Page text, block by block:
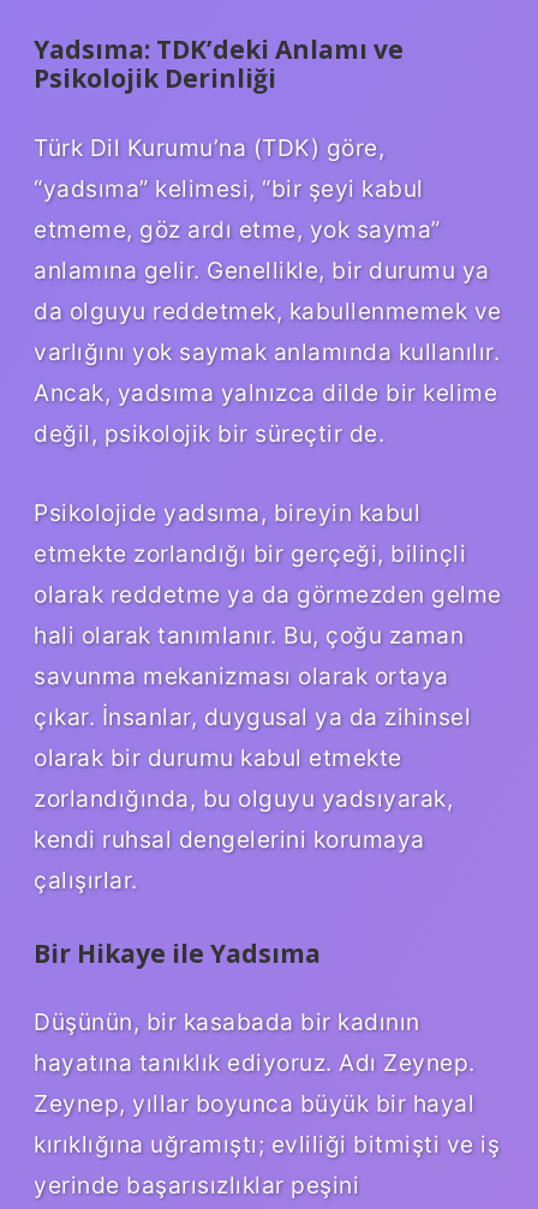
Yadsıma: TDK’deki Anlamı ve
Psikolojik Derinliği
Türk Dil Kurumu’na (TDK) göre,
“yadsıma” kelimesi, “bir şeyi kabul
etmeme, göz ardı etme, yok sayma”
anlamına gelir. Genellikle, bir durumu ya
da olguyu reddetmek, kabullenmemek ve
varlığını yok saymak anlamında kullanılır.
Ancak, yadsıma yalnızca dilde bir kelime
değil, psikolojik bir süreçtir de.
Psikolojide yadsıma, bireyin kabul
etmekte zorlandığı bir gerçeği, bilinçli
olarak reddetme ya da görmezden gelme
hali olarak tanımlanır. Bu, çoğu zaman
savunma mekanizması olarak ortaya
çıkar. İnsanlar, duygusal ya da zihinsel
olarak bir durumu kabul etmekte
zorlandığında, bu olguyu yadsıyarak,
kendi ruhsal dengelerini korumaya
çalışırlar.
Bir Hikaye ile Yadsıma
Düşünün, bir kasabada bir kadının
hayatına tanıklık ediyoruz. Adı Zeynep.
Zeynep, yıllar boyunca büyük bir hayal
kırıklığına uğramıştı; evliliği bitmişti ve iş
yerinde başarısızlıklar peşini